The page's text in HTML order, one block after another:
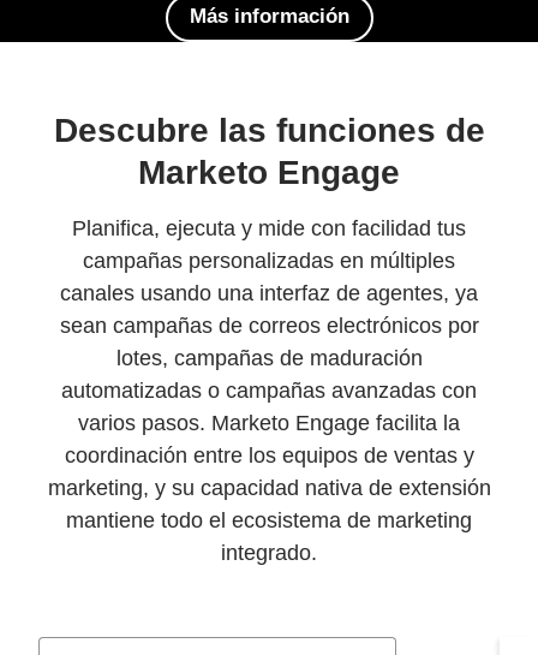
Más información
Descubre las funciones de
Marketo Engage
Planifica, ejecuta y mide con facilidad tus
campañas personalizadas en múltiples
canales usando una interfaz de agentes, ya
sean campañas de correos electrónicos por
lotes, campañas de maduración
automatizadas o campañas avanzadas con
varios pasos. Marketo Engage facilita la
coordinación entre los equipos de ventas y
marketing, y su capacidad nativa de extensión
mantiene todo el ecosistema de marketing
integrado.